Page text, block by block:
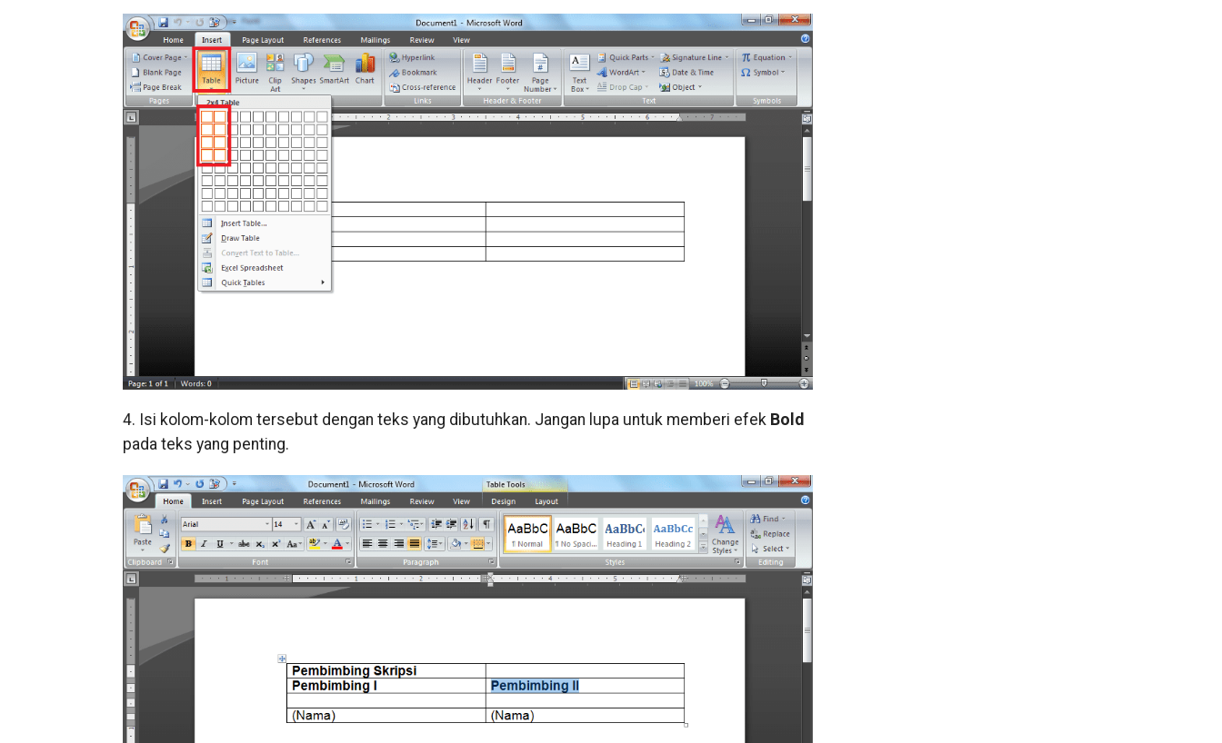
4. Isi kolom-kolom tersebut dengan teks yang dibutuhkan. Jangan lupa untuk memberi efek Bold
pada teks yang penting.